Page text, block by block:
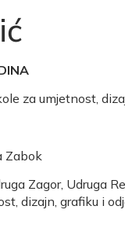
za umjetnost,
Zabok
Zagor, Udruga
dizajn, grafiku i